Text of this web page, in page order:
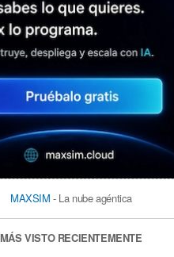
MAXSIM - La nube agéntica
VISTO RECIENTEMENTE